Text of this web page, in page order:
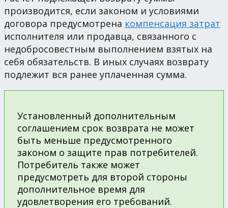
производится, если законом и условиями
договора предусмотрена компенсация затрат
исполнителя или продавца, связанного с
недобросовестным выполнением взятых на
себя обязательств. В иных случаях возврату
подлежит вся ранее уплаченная сумма.
Установленный дополнительным
соглашением срок возврата не может
быть меньше предусмотренного
законом о защите прав потребителей.
Потребитель также может
предусмотреть для второй стороны
дополнительное время для
удовлетворения его требований.